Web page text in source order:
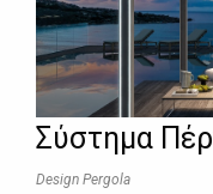
Σύστημα
Design Pergola